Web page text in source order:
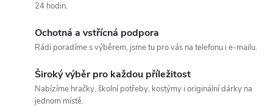
24 hodin.
Ochotná a vstřícná podpora
Rádi poradíme s výběrem, jsme tu pro vás na telefonu i e-mailu.
Široký výběr pro každou příležitost
Nabízíme hračky, školní potřeby, kostýmy i originální dárky na
jednom místě.